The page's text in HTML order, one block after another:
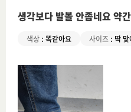
생각보다 발볼 안좁네요 약
색상 : 똑같아요 사이즈 : 딱